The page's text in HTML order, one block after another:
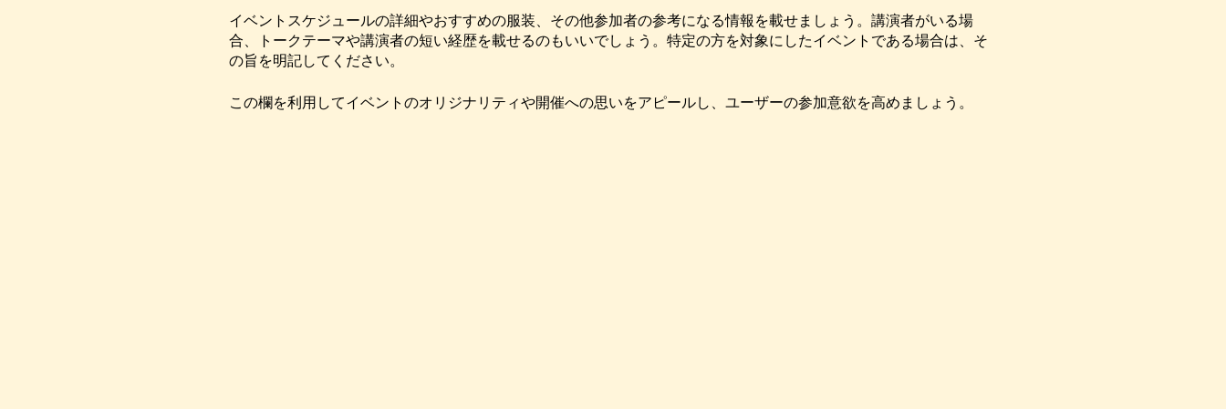
イベントスケジュールの詳細やおすすめの服装、その他参加者の参考になる情報を載せましょう。講演者がいる場
合、トークテーマや講演者の短い経歴を載せるのもいいでしょう。特定の方を対象にしたイベントである場合は、そ
の旨を明記してください。
この欄を利用してイベントのオリジナリティや開催への思いをアピールし、ユーザーの参加意欲を高めましょう。